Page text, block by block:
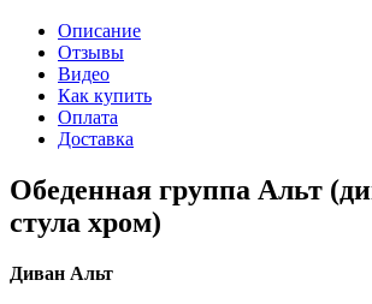
Описание
Отзывы
Видео
Как купить
Оплата
Доставка
Обеденная группа Альт
стула хром)
Диван Альт